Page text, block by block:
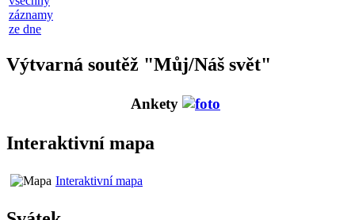
záznamy
ze dne
Výtvarná soutěž "Můj/Náš svět"
Ankety
Interaktivní mapa
Interaktivní mapa